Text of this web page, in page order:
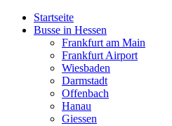
Startseite
Busse in Hessen
Frankfurt am Main
Frankfurt Airport
Wiesbaden
Darmstadt
Offenbach
Hanau
Giessen